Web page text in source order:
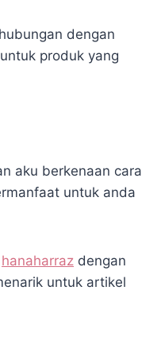
dengan
produk yang
aku berkenaan cara
untuk anda
hanaharraz dengan
untuk artikel